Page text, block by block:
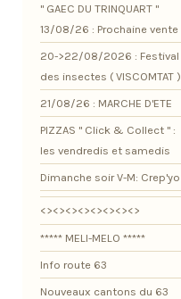
" GAEC DU TRINQUART "
13/08/26 : Prochaine vente
20->22/08/2026 : Festival
des insectes ( VISCOMTAT )
21/08/26 : MARCHE D'ETE
PIZZAS " Click & Collect " :
les vendredis et samedis
Dimanche soir V-M: Crep'yo
<><><><><><><><>
***** MELI-MELO *****
Info route 63
Nouveaux cantons du 63